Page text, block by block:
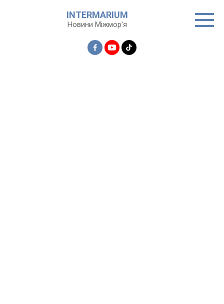
INTERMARIUM
Новини Міжмор'я